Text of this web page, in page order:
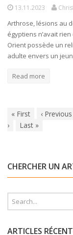
13.11.2023
Arthrose, lésions au
égyptiens n’avait
Orient possède un
adulte envers un
Read more
« First ‹ Previous
›
Last »
CHERCHER UN
ARTICLES